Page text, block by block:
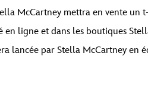
. Pour accéder au contenu réel,
avec des providers tiers.
contenu
McCartney mettra en vente
ligne et dans les boutiques
lancée par Stella McCartney en